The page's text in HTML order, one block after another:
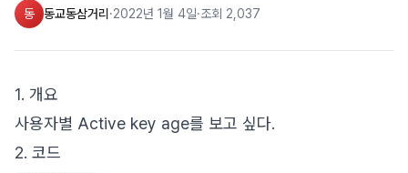
동 동교동삼거리 ·2022년 1월 4일·조회 2,037
1. 개요
사용자별 Active key age를 보고 싶다.
2. 코드